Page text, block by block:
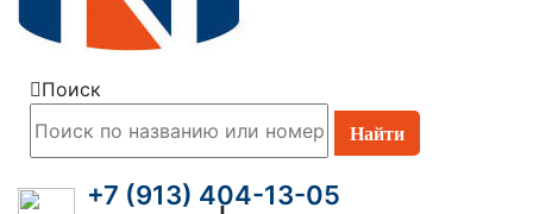
Поиск
+7 (913) 404-13-05